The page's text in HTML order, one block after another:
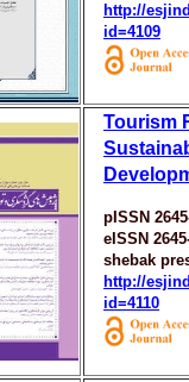
http://
id=4109
Tourism
pISSN
eISSN
shebak
http://
id=4110